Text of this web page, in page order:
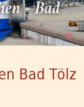
- Bad
Bad Tölz